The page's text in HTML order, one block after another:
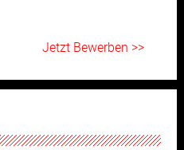
Jetzt Bewerben >>